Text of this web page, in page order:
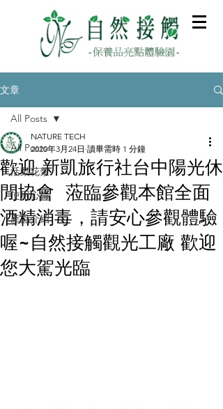
文章
All Posts
活動花絮
使用心得
產品介紹
All Posts
歡迎 新凱旅行社台中陽光休
閒協會 蒞臨參觀本館全面
酒精消毒，請安心參觀體驗
喔~自然接觸觀光工廠 歡迎
您大駕光臨
NATURE TECH
2020年3月24日 讀畢需時 1 分鐘